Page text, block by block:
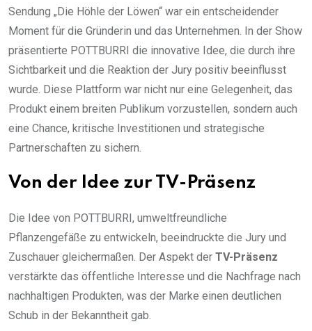
Sendung „Die Höhle der Löwen“ war ein entscheidender
Moment für die Gründerin und das Unternehmen. In der Show
präsentierte POTTBURRI die innovative Idee, die durch ihre
Sichtbarkeit und die Reaktion der Jury positiv beeinflusst
wurde. Diese Plattform war nicht nur eine Gelegenheit, das
Produkt einem breiten Publikum vorzustellen, sondern auch
eine Chance, kritische Investitionen und strategische
Partnerschaften zu sichern.
Von der Idee zur TV-Präsenz
Die Idee von POTTBURRI, umweltfreundliche
Pflanzengefäße zu entwickeln, beeindruckte die Jury und
Zuschauer gleichermaßen. Der Aspekt der TV-Präsenz
verstärkte das öffentliche Interesse und die Nachfrage nach
nachhaltigen Produkten, was der Marke einen deutlichen
Schub in der Bekanntheit gab.